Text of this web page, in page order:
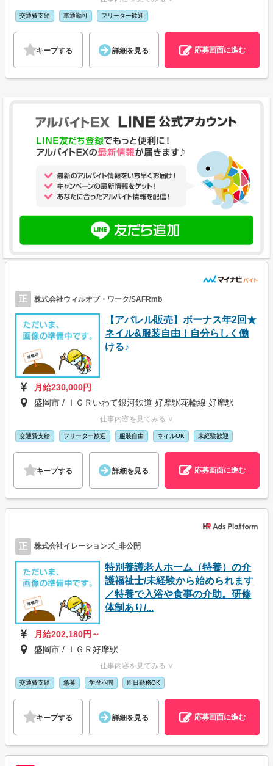
交通費支給 車通勤可 フリーター歓迎
キープする 詳細を見る 応募画面に進む
正 株式会社ウィルオブ・ワーク/SAFRmb
【アパレル販売】ボーナス年2回★
ネイル&服装自由！自分らしく働
ける♪
月給230,000円
盛岡市 / ＩＧＲいわて銀河鉄道 好摩駅花輪線 好摩駅
仕事内容を見てみる ∨
交通費支給 フリーター歓迎 服装自由 ネイルOK 未経験歓迎
キープする 詳細を見る 応募画面に進む
正 株式会社イレーションズ_非公開
特別養護老人ホーム（特養）の介
護福祉士/未経験から始められます
／特養で入浴や食事の介助。研修
体制あり/...
月給202,180円～
盛岡市 / ＩＧＲ好摩駅
仕事内容を見てみる ∨
交通費支給 急募 学歴不問 即日勤務OK
キープする 詳細を見る 応募画面に進む